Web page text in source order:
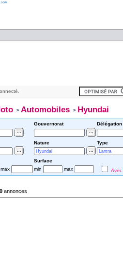
> Automobiles> Hyundai
Gouvernorat Délégation
Nature Type
Surface
max min max
0annonces